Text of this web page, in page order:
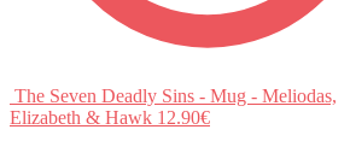
The Seven Deadly Sins - Mug - Meliodas,
Elizabeth & Hawk 12.90€